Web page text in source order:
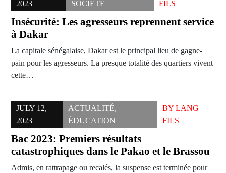
2023 SOCIÉTÉ FILS
Insécurité: Les agresseurs reprennent service
à Dakar
La capitale sénégalaise, Dakar est le principal lieu de gagne-
pain pour les agresseurs. La presque totalité des quartiers vivent
cette…
JULY 12,
2023
ACTUALITÉ,
ÉDUCATION
BYLANG
FILS
Bac 2023: Premiers résultats
catastrophiques dans le Pakao et le Brassou
Admis, en rattrapage ou recalés, la suspense est terminée pour